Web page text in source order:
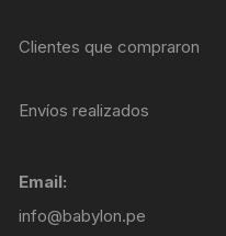
Clientes que compraron
Envíos realizados
Email:
info@babylon.pe